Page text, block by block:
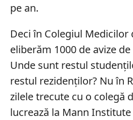
pe an.
Deci în Colegiul Medicilor
eliberăm 1000 de avize
Unde sunt restul
restul rezidenţilor? Nu în
zilele trecute cu o colegă
lucrează la Mann